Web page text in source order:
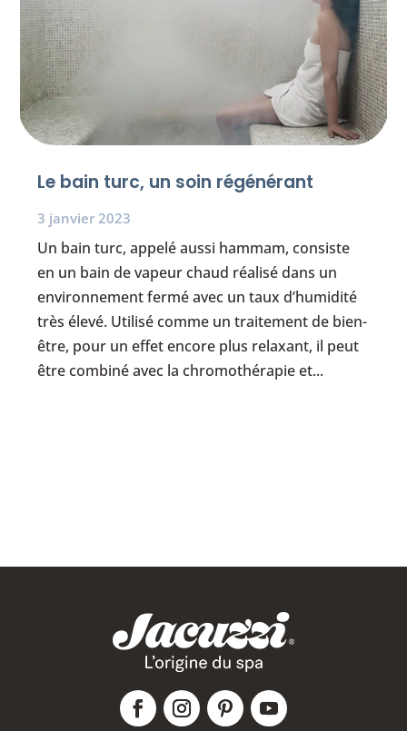
Le bain turc, un soin régénérant
3 janvier 2023
Un bain turc, appelé aussi hammam, consiste
en un bain de vapeur chaud réalisé dans un
environnement fermé avec un taux d’humidité
très élevé. Utilisé comme un traitement de bien-
être, pour un effet encore plus relaxant, il peut
être combiné avec la chromothérapie et...